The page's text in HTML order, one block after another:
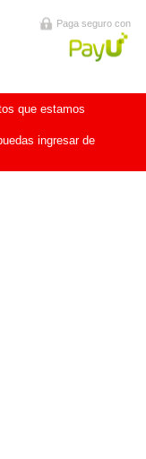
Paga seguro con
que estamos
ingresar de